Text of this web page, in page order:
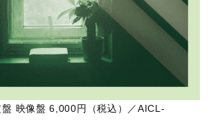
映像盤 6,000円（税込）／AICL-